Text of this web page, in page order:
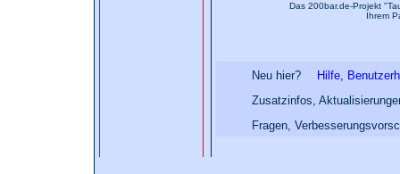
Das 200bar.de-Projekt
Ihrem
Neu hier?
Hilfe,
Zusatzinfos,
Fragen,